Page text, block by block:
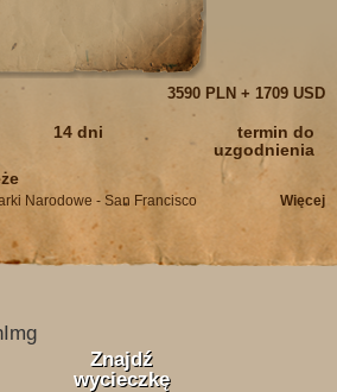
14 dni
termin do
uzgodnienia
Narodowe - San Francisco Więcej
3590 PLN + 1709 USD
Znajdź
wycieczkę